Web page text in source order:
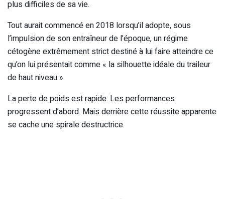
plus difficiles de sa vie.
Tout aurait commencé en 2018 lorsqu’il adopte, sous
l’impulsion de son entraîneur de l’époque, un régime
cétogène extrêmement strict destiné à lui faire atteindre ce
qu’on lui présentait comme « la silhouette idéale du traileur
de haut niveau ».
La perte de poids est rapide. Les performances
progressent d’abord. Mais derrière cette réussite apparente
se cache une spirale destructrice.